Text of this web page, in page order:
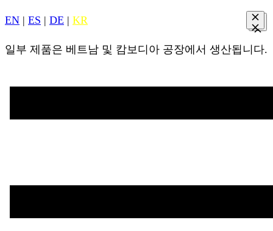
EN | ES | DE | KR
일부 제품은 베트남 및 캄보디아 공장에서 생산됩니다.